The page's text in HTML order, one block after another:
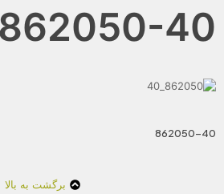
862050-40
862050-40
برگشت به بالا